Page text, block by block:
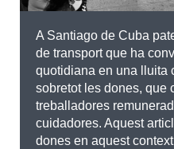
A Santiago de Cuba
de transport que ha
quotidiana en una lluita
sobretot les dones, que
treballadores
cuidadores. Aquest
dones en aquest